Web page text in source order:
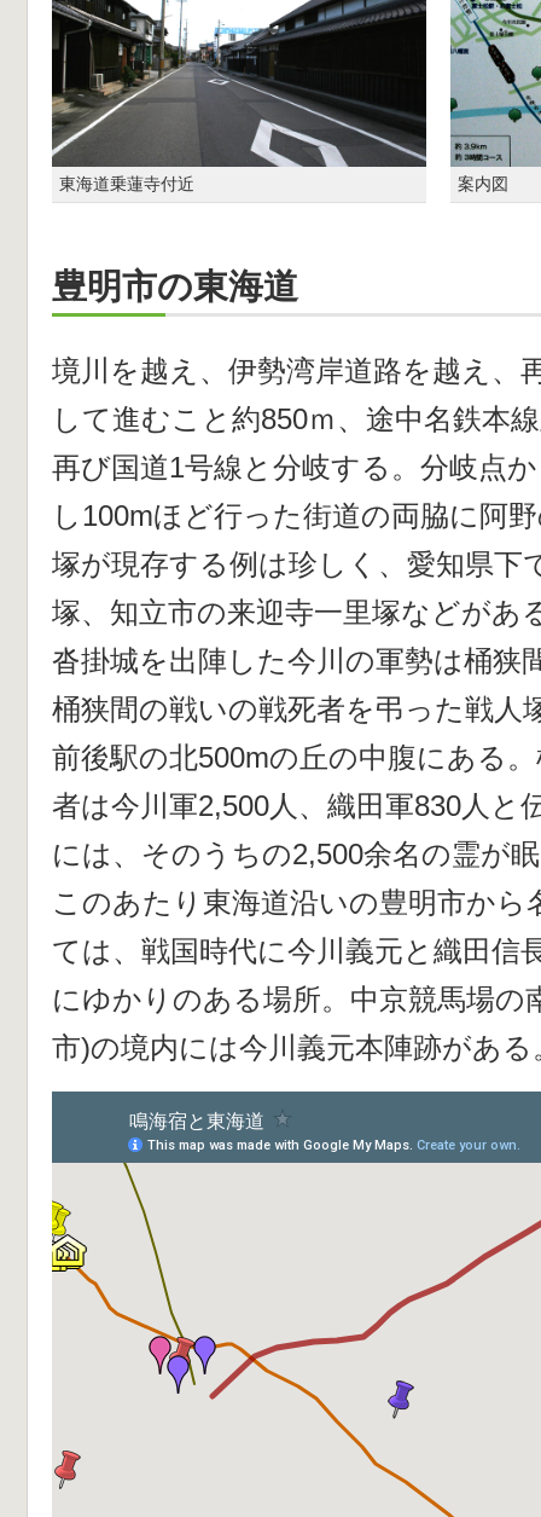
東海道乗蓮寺付近 案内図
豊明市の東海道
境川を越え、伊勢湾岸道路を越え、
して進むこと約850ｍ、途中名鉄本
再び国道1号線と分岐する。分岐点
し100mほど行った街道の両脇に阿
塚が現存する例は珍しく、愛知県下
塚、知立市の来迎寺一里塚などがあ
沓掛城を出陣した今川の軍勢は桶狭
桶狭間の戦いの戦死者を弔った戦人
前後駅の北500mの丘の中腹にある
者は今川軍2,500人、織田軍830人と
には、そのうちの2,500余名の霊が
このあたり東海道沿いの豊明市から
ては、戦国時代に今川義元と織田信
にゆかりのある場所。中京競馬場の
市)の境内には今川義元本陣跡がある